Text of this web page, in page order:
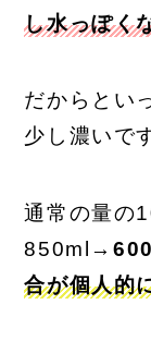
し水っぽく
だからとい
少し濃いで
通常の量の
850ml→
合が個人的